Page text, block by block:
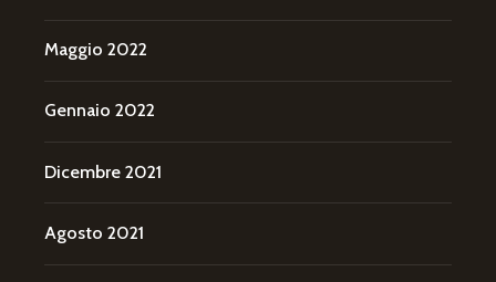
Maggio 2022
Gennaio 2022
Dicembre 2021
Agosto 2021